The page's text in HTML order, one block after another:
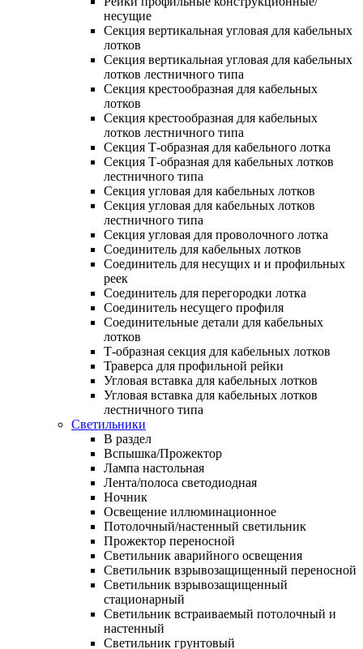
несущие
Секция вертикальная угловая для кабельных
лотков
Секция вертикальная угловая для кабельных
лотков лестничного типа
Секция крестообразная для кабельных
лотков
Секция крестообразная для кабельных
лотков лестничного типа
Секция Т-образная для кабельного лотка
Секция Т-образная для кабельных лотков
лестничного типа
Секция угловая для кабельных лотков
Секция угловая для кабельных лотков
лестничного типа
Секция угловая для проволочного лотка
Соединитель для кабельных лотков
Соединитель для несущих и и профильных
реек
Соединитель для перегородки лотка
Соединитель несущего профиля
Соединительные детали для кабельных
лотков
Т-образная секция для кабельных лотков
Траверса для профильной рейки
Угловая вставка для кабельных лотков
Угловая вставка для кабельных лотков
лестничного типа
Светильники
В раздел
Вспышка/Прожектор
Лампа настольная
Лента/полоса светодиодная
Ночник
Освещение иллюминационное
Потолочный/настенный светильник
Прожектор переносной
Светильник аварийного освещения
Светильник взрывозащищенный переносной
Светильник взрывозащищенный
стационарный
Светильник встраиваемый потолочный и
настенный
Светильник грунтовый